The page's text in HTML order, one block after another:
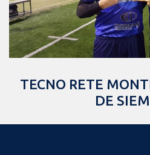
TECNO RETE
DE